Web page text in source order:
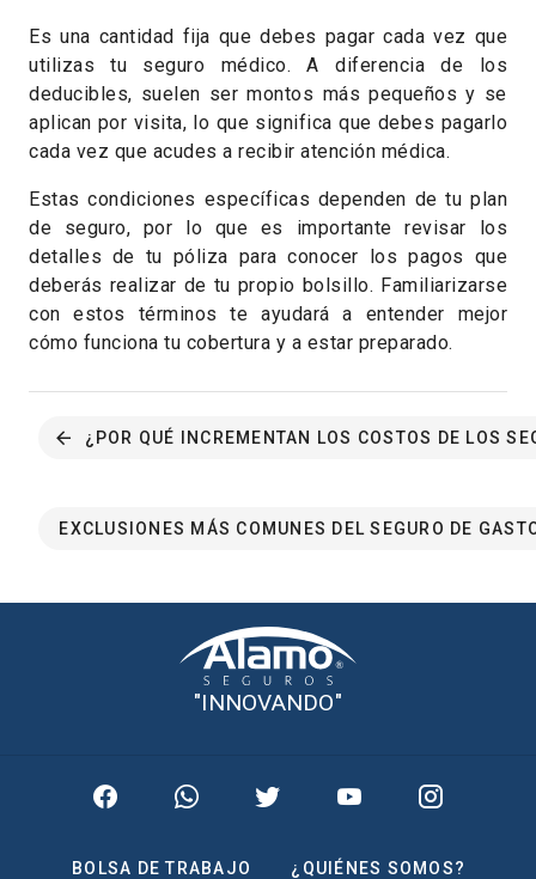
Es una cantidad fija que debes pagar cada vez que
utilizas tu seguro médico. A diferencia de los
deducibles, suelen ser montos más pequeños y se
aplican por visita, lo que significa que debes pagarlo
cada vez que acudes a recibir atención médica.
Estas condiciones específicas dependen de tu plan
de seguro, por lo que es importante revisar los
detalles de tu póliza para conocer los pagos que
deberás realizar de tu propio bolsillo. Familiarizarse
con estos términos te ayudará a entender mejor
cómo funciona tu cobertura y a estar preparado.
¿POR QUÉ INCREMENTAN LOS COSTOS DE LOS
EXCLUSIONES MÁS COMUNES DEL SEGURO DE
"INNOVANDO"
BOLSA DE TRABAJO ¿QUIÉNES SOMOS?